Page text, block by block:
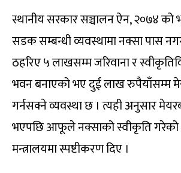
स्थानीय सरकार सञ्चालन ऐन, २०७४ को
सडक सम्बन्धी व्यवस्थामा नक्सा पास
ठहरिए ५ लाखसम्म जरिवाना र
भवन बनाएको भए दुई लाख रुपैयाँसम्म
गर्नसक्ने व्यवस्था छ । त्यही अनुसार
भएपछि आफूले नक्साको स्वीकृति गरेको
मन्त्रालयमा स्पष्टीकरण दिए ।